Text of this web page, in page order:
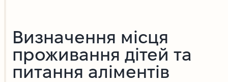
Визначення місця
проживання дітей та
питання аліментів